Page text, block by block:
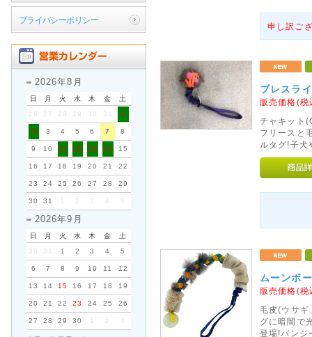
プライバシーポリシー
2026年8月
日 月 火 水 木 金
土
26
27 28 29 30 31 1
2 3 4 5 6 7 8
9 10 11 12 13 14 15
16 17 18 19 20 21 22
23 24 25 26 27 28 29
30 31 1 2 3 4 5
2026年9月
日 月 火 水 木 金
土
30
31 1 2 3 4 5
6 7 8 9 10 11 12
13 14 15 16 17 18 19
20 21 22 23 24 25 26
27 28 29 30 1 2 3
申し訳ご
ブレスラ
販売価格(
チャキット
フリースと
ルタグ!子犬
ムーンボ
販売価格(
毛皮(ウサギ
グに暗闇で
登場!バンジ